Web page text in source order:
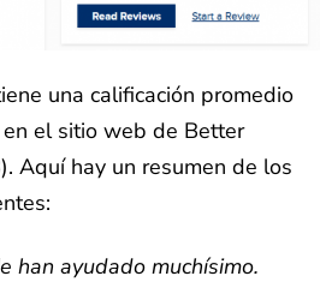
una calificación promedio
el sitio web de Better
Aquí hay un resumen de los
han ayudado muchísimo.